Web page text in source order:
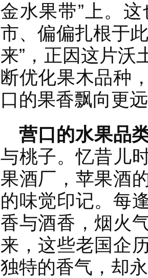
金水果带”上。
市、偏偏扎根于
来”，正因这片沃
断优化果木品种
口的果香飘向更
营口的水果品
与桃子。忆昔儿
果酒厂，苹果酒
的味觉印记。每
香与酒香，烟火
来，这些老国企
独特的香气，却